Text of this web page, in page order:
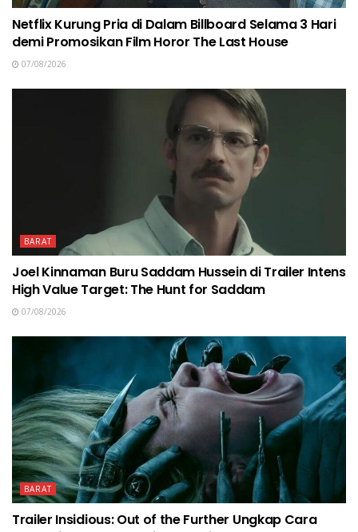
Netflix Kurung Pria di Dalam Billboard Selama 3 Hari
demi Promosikan Film Horor The Last House
07/08/2026
BARAT
Joel Kinnaman Buru Saddam Hussein di Trailer Intens
High Value Target: The Hunt for Saddam
07/08/2026
BARAT
Trailer Insidious: Out of the Further Ungkap Cara